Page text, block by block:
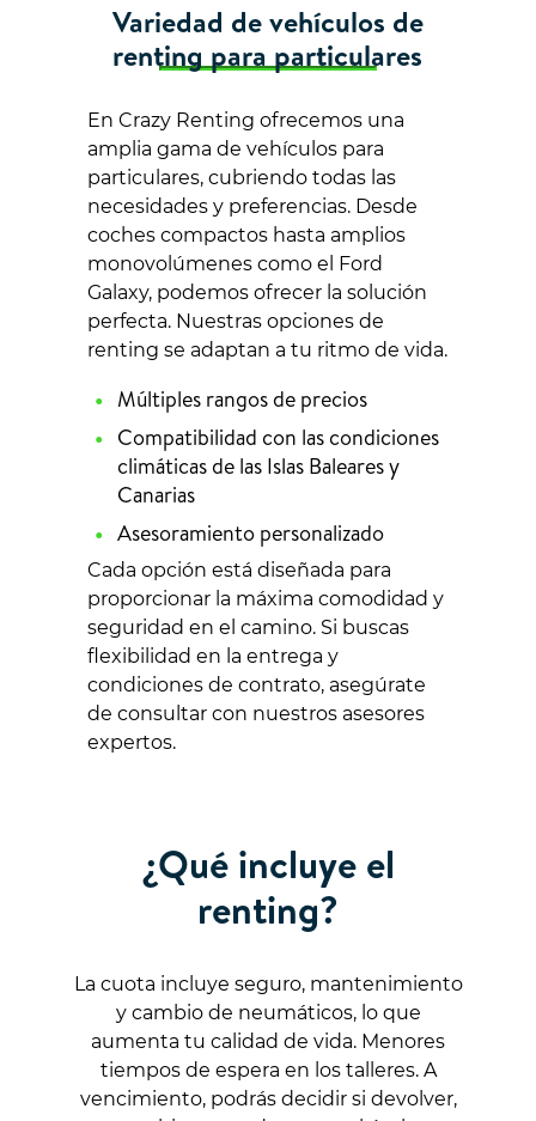
Variedad de vehículos de
renting para particulares
En Crazy Renting ofrecemos una
amplia gama de vehículos para
particulares, cubriendo todas las
necesidades y preferencias. Desde
coches compactos hasta amplios
monovolúmenes como el Ford
Galaxy, podemos ofrecer la solución
perfecta. Nuestras opciones de
renting se adaptan a tu ritmo de vida.
Múltiples rangos de precios
Compatibilidad con las condiciones
climáticas de las Islas Baleares y
Canarias
Asesoramiento personalizado
Cada opción está diseñada para
proporcionar la máxima comodidad y
seguridad en el camino. Si buscas
flexibilidad en la entrega y
condiciones de contrato, asegúrate
de consultar con nuestros asesores
expertos.
¿Qué incluye el
renting?
La cuota incluye seguro, mantenimiento
y cambio de neumáticos, lo que
aumenta tu calidad de vida. Menores
tiempos de espera en los talleres. A
vencimiento, podrás decidir si devolver,